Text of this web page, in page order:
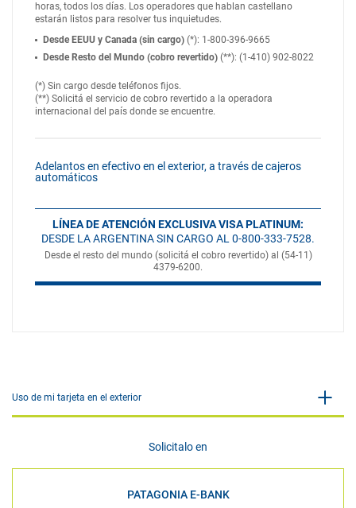
horas, todos los días. Los operadores que hablan castellano
estarán listos para resolver tus inquietudes.
Desde EEUU y Canada (sin cargo) (*): 1-800-396-9665
Desde Resto del Mundo (cobro revertido) (**): (1-410) 902-8022
(*) Sin cargo desde teléfonos fijos.
(**) Solicitá el servicio de cobro revertido a la operadora
internacional del país donde se encuentre.
Adelantos en efectivo en el exterior, a través de cajeros
automáticos
LÍNEA DE ATENCIÓN EXCLUSIVA VISA PLATINUM:
DESDE LA ARGENTINA SIN CARGO AL 0-800-333-7528.
Desde el resto del mundo (solicitá el cobro revertido) al (54-11)
4379-6200.
Uso de mi tarjeta en el exterior
Solicitalo en
PATAGONIA E-BANK